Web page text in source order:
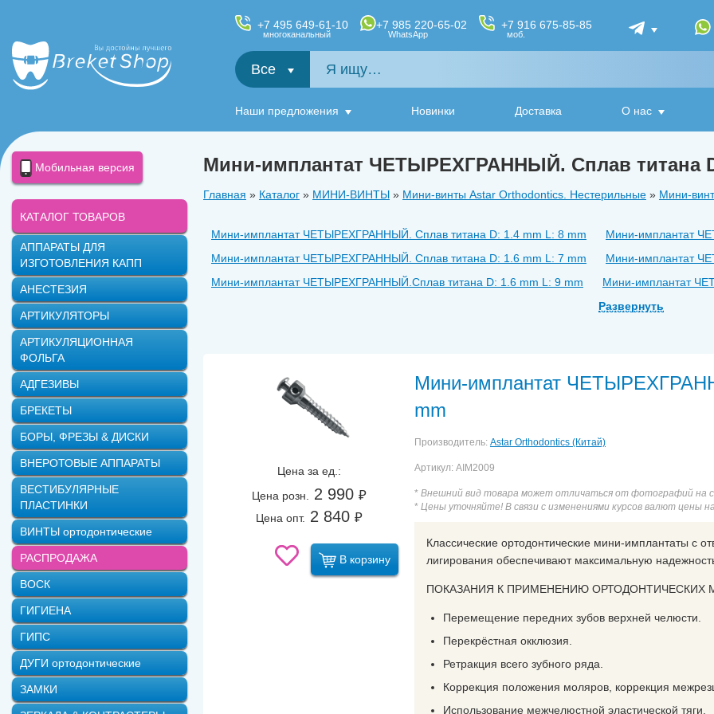
+7 495 649-61-10
многоканальный
+7 985 220-65-02
WhatsApp
+7 916 675-85-85
моб.
Все
Наши предложения Новинки Доставка О нас
Мини-имплантат ЧЕТЫРЕХГРАННЫЙ. Сплав титана
Главная » Каталог » МИНИ-ВИНТЫ » Мини-винты Astar Orthodontics. Нестерильные » Мини-
Мини-имплантат ЧЕТЫРЕХГРАННЫЙ. Сплав титана D: 1.4 mm L: 8 mm
Мини-имплантат
Мини-имплантат ЧЕТЫРЕХГРАННЫЙ. Сплав титана D: 1.6 mm L: 7 mm
Мини-имплантат
Мини-имплантат ЧЕТЫРЕХГРАННЫЙ.Сплав титана D: 1.6 mm L: 9 mm
Мини-имплантат
Мини-имплантат
Мини-имплантат ЧЕТЫРЕХГРАННЫЙ. Сплав титана D: 2.0 mm L: 12 mm
Мини-имплантат
Мини-имплантат ШЕСТИГРАННЫЙ. Сплав титана D: 1.6 mm L: 6 mm
Мини-имплантат ШЕСТИГРАННЫЙ Сплав титана D: 1.6 mm L: 8 mm
Мини-имплантат ШЕСТИГРАННЫЙ. Сплав титана D: 1.6 mm L: 10 mm
Мини-имплантат
Мини-имплантат ШЕСТИГРАННЫЙ. Сплав титана D: 2.0 mm L: 6 mm
Мини-имплантат ШЕСТИГРАННЫЙ Сплав титана D: 2.0 mm L: 8 mm
Мини-имплантат
Мини-имплантат ШЕСТИГРАННЫЙ Сплав титана D: 2.0 mm L: 10 mm
Развернуть
Цена за ед.:
Цена розн.
2 990 ₽
Цена опт. 2 840 ₽
В корзину
Мини-имплантат
mm
Производитель: Astar Orthodontics (Китай)
Артикул: AIM2009
* Внешний вид товара может отличаться от фотографий на
* Цены уточняйте! В связи с изменениями курсов валют цены
Классические ортодонтические мини-имплантаты с
лигирования обеспечивают максимальную
ПОКАЗАНИЯ К ПРИМЕНЕНИЮ ОРТОДОНТИЧЕСКИХ
Перемещение передних зубов верхней челюсти.
Перекрёстная окклюзия.
Ретракция всего зубного ряда.
Коррекция положения моляров, коррекция
Использование межчелюстной эластической тяги.
Мобильная версия
КАТАЛОГ ТОВАРОВ
АППАРАТЫ ДЛЯ
ИЗГОТОВЛЕНИЯ КАПП
АНЕСТЕЗИЯ
АРТИКУЛЯТОРЫ
АРТИКУЛЯЦИОННАЯ
ФОЛЬГА
АДГЕЗИВЫ
БРЕКЕТЫ
БОРЫ, ФРЕЗЫ & ДИСКИ
ВНЕРОТОВЫЕ АППАРАТЫ
ВЕСТИБУЛЯРНЫЕ
ПЛАСТИНКИ
ВИНТЫ ортодонтические
РАСПРОДАЖА
ВОСК
ГИГИЕНА
ГИПС
ДУГИ ортодонтические
ЗАМКИ